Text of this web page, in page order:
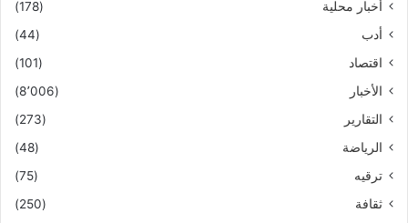
أخبار محلية
(178)
أدب
(44)
اقتصاد
(101)
الأخبار
(8٬006)
التقارير
(273)
الرياضة
(48)
ترقيه
(75)
ثقافة
(250)